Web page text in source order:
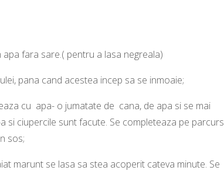
fara sare.( pentru a lasa negreala)
pana cand acestea incep sa se inmoaie;
cu apa- o jumatate de cana, de apa si se mai
si ciupercile sunt facute. Se completeaza pe parcurs
sos;
marunt se lasa sa stea acoperit cateva minute. Se